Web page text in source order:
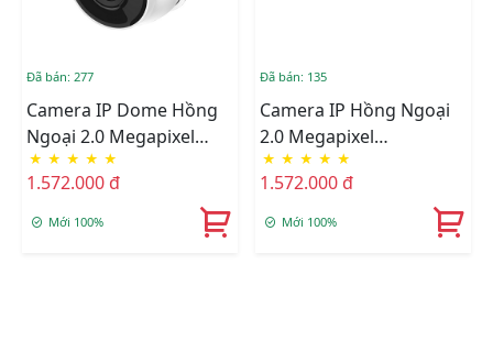
Đã bán: 277
Camera IP Dome Hồng
Ngoại 2.0 Megapixel
HIKVISION DS-
2CD1323G0-IU
★ ★ ★ ★ ★
1.572.000 đ
Mới 100%
Đã bán: 135
Camera IP Hồng Ngoại
2.0 Megapixel
HIKVISION DS-
2CD1023G0-IU
★ ★ ★ ★ ★
1.572.000 đ
Mới 100%